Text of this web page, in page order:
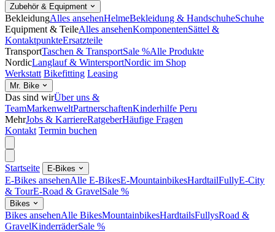
Zubehör & Equipment
BekleidungAlles ansehenHelmeBekleidung & HandschuheSchuhe
Equipment & TeileAlles ansehenKomponentenSättel &
KontaktpunkteErsatzteile
TransportTaschen & TransportSale %Alle Produkte
NordicLanglauf & WintersportNordic im Shop
Werkstatt Bikefitting Leasing
Mr. Bike
Das sind wirÜber uns &
TeamMarkenweltPartnerschaftenKinderhilfe Peru
MehrJobs & KarriereRatgeberHäufige Fragen
Kontakt Termin buchen
Startseite E-Bikes
E-Bikes ansehenAlle E-BikesE-MountainbikesHardtailFullyE-City
& TourE-Road & GravelSale %
Bikes
Bikes ansehenAlle BikesMountainbikesHardtailsFullysRoad &
GravelKinderräderSale %